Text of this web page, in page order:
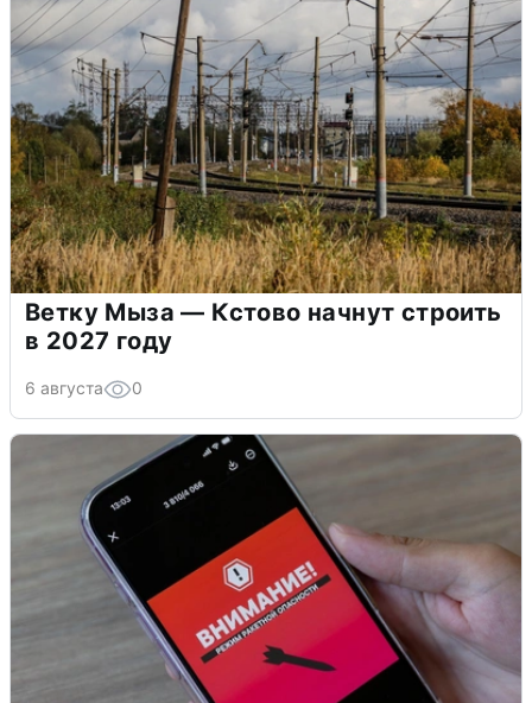
Ветку Мыза — Кстово начнут строить
в 2027 году
6 августа 0